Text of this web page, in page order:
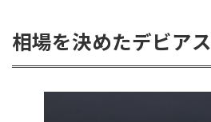
相場を決めたデビアス